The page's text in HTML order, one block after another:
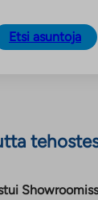
Etsi asuntoja